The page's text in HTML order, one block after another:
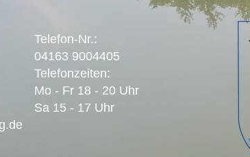
Telefon-Nr.:
04163 9004405
Telefonzeiten:
Mo - Fr 18 - 20 Uhr
Sa 15 - 17 Uhr